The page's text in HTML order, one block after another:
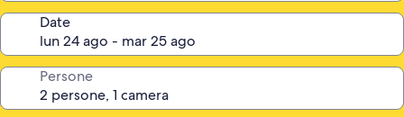
Date
Persone